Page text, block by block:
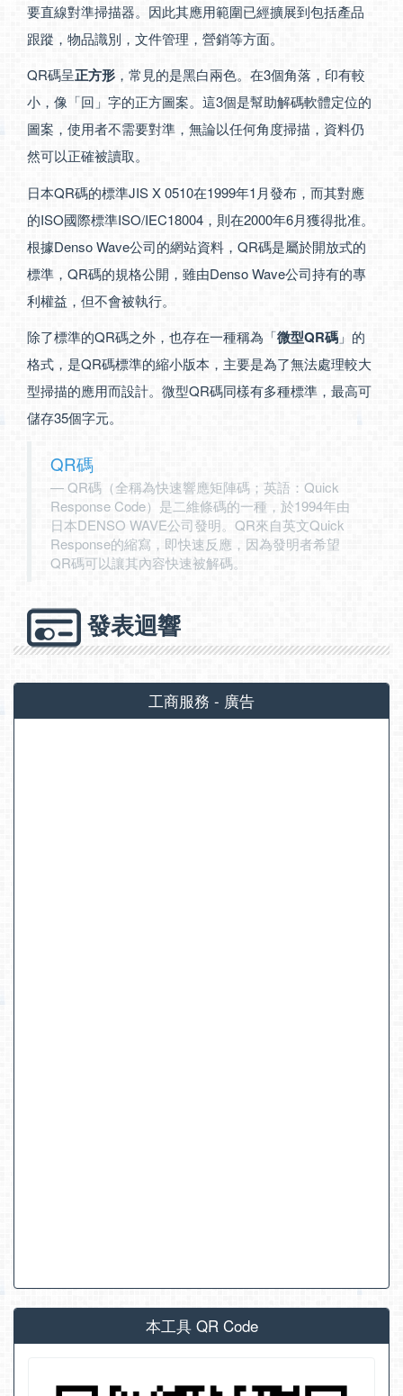
要直線對準掃描器。因此其應用範圍已經擴展到包括產品
跟蹤，物品識別，文件管理，營銷等方面。
QR碼呈正方形 ，常見的是黑白兩色。在3個角落，印有較
小，像「回」字的正方圖案。這3個是幫助解碼軟體定位的
圖案，使用者不需要對準，無論以任何角度掃描，資料仍
然可以正確被讀取。
日本QR碼的標準JIS X 0510在1999年1月發布，而其對應
的ISO國際標準ISO/IEC18004，則在2000年6月獲得批准。
根據Denso Wave公司的網站資料，QR碼是屬於開放式的
標準，QR碼的規格公開，雖由Denso Wave公司持有的專
利權益，但不會被執行。
除了標準的QR碼之外，也存在一種稱為「微型QR碼 」的
格式，是QR碼標準的縮小版本，主要是為了無法處理較大
型掃描的應用而設計。微型QR碼同樣有多種標準，最高可
儲存35個字元。
QR碼
QR碼（全稱為快速響應矩陣碼；英語：Quick
Response Code）是二維條碼的一種，於1994年由
日本DENSO WAVE公司發明。QR來自英文Quick
Response的縮寫，即快速反應，因為發明者希望
QR碼可以讓其內容快速被解碼。
發表迴響
工商服務 - 廣告
本工具 QR Code